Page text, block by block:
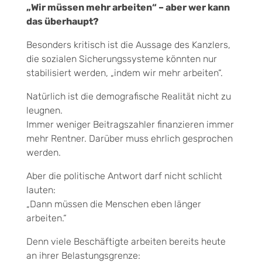
„Wir müssen mehr arbeiten“ – aber wer kann
das überhaupt?
Besonders kritisch ist die Aussage des Kanzlers,
die sozialen Sicherungssysteme könnten nur
stabilisiert werden, „indem wir mehr arbeiten“.
Natürlich ist die demografische Realität nicht zu
leugnen.
Immer weniger Beitragszahler finanzieren immer
mehr Rentner. Darüber muss ehrlich gesprochen
werden.
Aber die politische Antwort darf nicht schlicht
lauten:
„Dann müssen die Menschen eben länger
arbeiten.“
Denn viele Beschäftigte arbeiten bereits heute
an ihrer Belastungsgrenze: